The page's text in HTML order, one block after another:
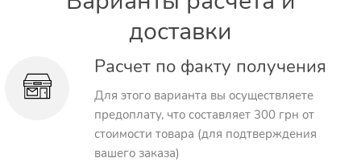
доставки
Расчет по факту получения
Для этого варианта вы осуществляете
предоплату, что составляет 300 грн от
стоимости товара (для подтверждения
вашего заказа)